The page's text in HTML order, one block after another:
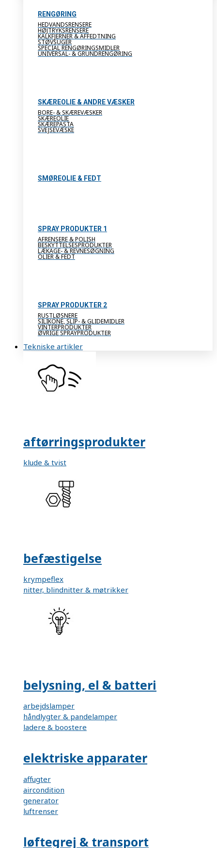
RENGØRING
HEDVANDSRENSERE
HØJTRYKSRENSERE
KALKFJERNER & AFFEDTNING
STØVSUGER
SPECIAL RENGØRINGSMIDLER
UNIVERSAL- & GRUNDRENGØRING
SKÆREOLIE & ANDRE VÆSKER
BORE- & SKÆREVÆSKER
SKÆREOLIE
SKÆREPASTA
SVEJSEVÆSKE
SMØREOLIE & FEDT
SPRAY PRODUKTER 1
AFRENSERE & POLISH
BESKYTTELSESPRODUKTER
LÆKAGE- & REVNESØGNING
OLIER & FEDT
SPRAY PRODUKTER 2
RUSTLØSNERE
SILIKONE, SLIP- & GLIDEMIDLER
VINTERPRODUKTER
ØVRIGE SPRAYPRODUKTER
Tekniske artikler
aftørringsprodukter
klude & tvist
befæstigelse
krympeflex
nitter, blindnitter & møtrikker
belysning, el & batteri
arbejdslamper
håndlygter & pandelamper
ladere & boostere
elektriske apparater
affugter
aircondition
generator
luftrenser
løftegrej & transport